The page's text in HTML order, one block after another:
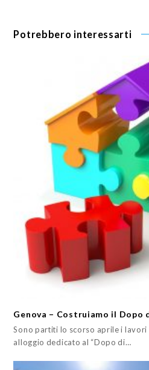
Potrebbero interessarti
Genova – Costruiamo il Dopo
Sono partiti lo scorso aprile i lavori
alloggio dedicato al “Dopo di…